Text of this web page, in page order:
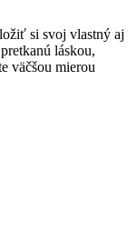
si svoj vlastný aj
láskou,
väčšou mierou